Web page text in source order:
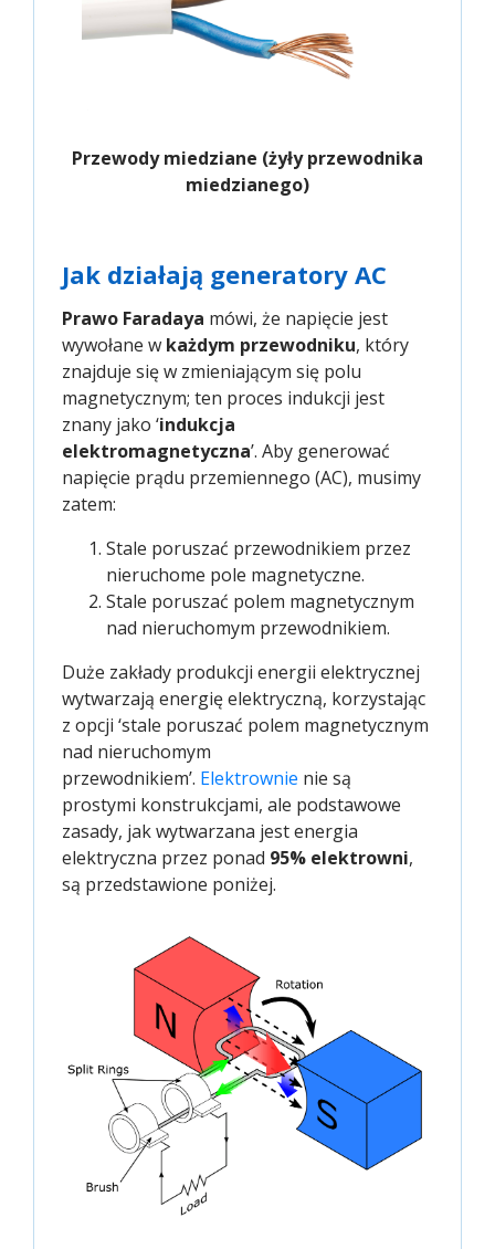
Przewody miedziane (żyły przewodnika
miedzianego)
Jak działają generatory AC
Prawo Faradaya mówi, że napięcie jest
wywołane w każdym przewodniku, który
znajduje się w zmieniającym się polu
magnetycznym; ten proces indukcji jest
znany jako ‘indukcja
elektromagnetyczna’. Aby generować
napięcie prądu przemiennego (AC), musimy
zatem:
Stale poruszać przewodnikiem przez
nieruchome pole magnetyczne.
Stale poruszać polem magnetycznym
nad nieruchomym przewodnikiem.
Duże zakłady produkcji energii elektrycznej
wytwarzają energię elektryczną, korzystając
z opcji ‘stale poruszać polem magnetycznym
nad nieruchomym
przewodnikiem’. Elektrownie nie są
prostymi konstrukcjami, ale podstawowe
zasady, jak wytwarzana jest energia
elektryczna przez ponad 95% elektrowni,
są przedstawione poniżej.